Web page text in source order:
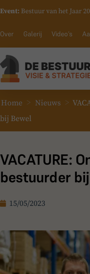
Event: Bestuur van het Jaar
Over Galerij Video’s
Home > Nieuws >
bij Bewel
VACATURE:
bestuurder
15/05/2023